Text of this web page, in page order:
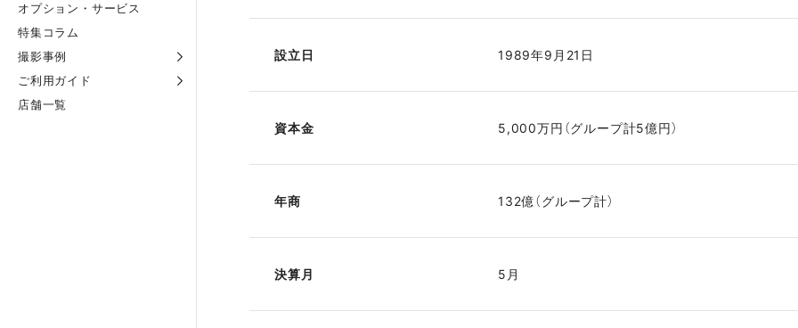
オプション・サービス
特集コラム
撮影事例
ご利用ガイド
店舗一覧
設立日 1989年9月21日
資本金 5,000万円（グループ計5億円）
年商 132億（グループ計）
決算月 5月